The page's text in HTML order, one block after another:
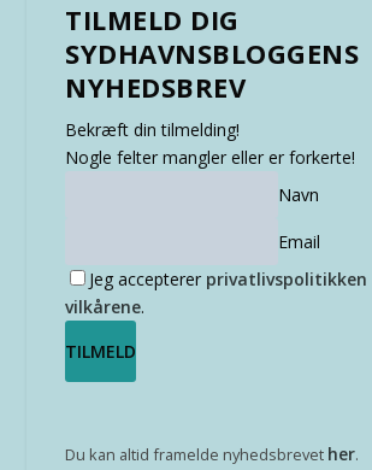
TILMELD DIG
SYDHAVNSBLOGGENS
NYHEDSBREV
Bekræft din tilmelding!
Nogle felter mangler eller er forkerte!
Navn
Email
Jeg accepterer privatlivspolitikken
vilkårene.
Du kan altid framelde nyhedsbrevet her.